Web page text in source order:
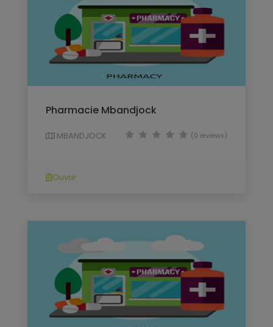
Pharmacie Mbandjock
MBANDJOCK (0 reviews)
Ouvrir